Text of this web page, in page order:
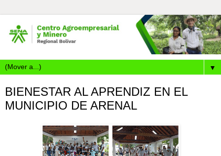
▼
BIENESTAR AL APRENDIZ EN EL
MUNICIPIO DE ARENAL